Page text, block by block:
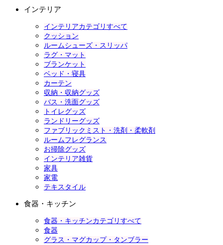
インテリア
インテリアカテゴリすべて
クッション
ルームシューズ・スリッパ
ラグ・マット
ブランケット
ベッド・寝具
カーテン
収納・収納グッズ
バス・洗面グッズ
トイレグッズ
ランドリーグッズ
ファブリックミスト・洗剤・柔軟剤
ルームフレグランス
お掃除グッズ
インテリア雑貨
家具
家電
テキスタイル
食器・キッチン
食器・キッチンカテゴリすべて
食器
グラス・マグカップ・タンブラー